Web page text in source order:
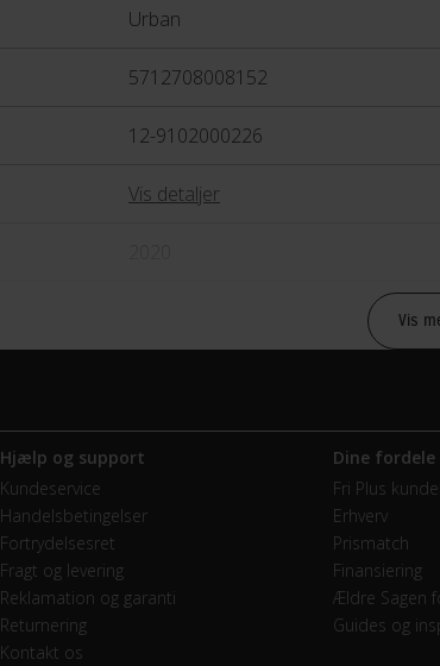
Urban
5712708008152
12-9102000226
Vis detaljer
Mekanisk fælgbremse
7
Vis
Hjælp og support
Kundeservice
Handelsbetingelser
Fortrydelsesret
Fragt og levering
Reklamation og garanti
Returnering
Kontakt os
Dine fordele
Fri Plus
Erhverv
Prismatch
Finansiering
Ældre Sagen
Guides og